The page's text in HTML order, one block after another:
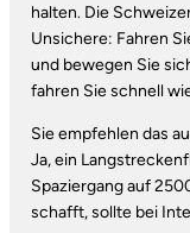
halten. Die
Unsichere: Fahren
und bewegen Sie
fahren Sie schnell
Sie empfehlen das
Ja, ein
Spaziergang auf
schafft, sollte bei